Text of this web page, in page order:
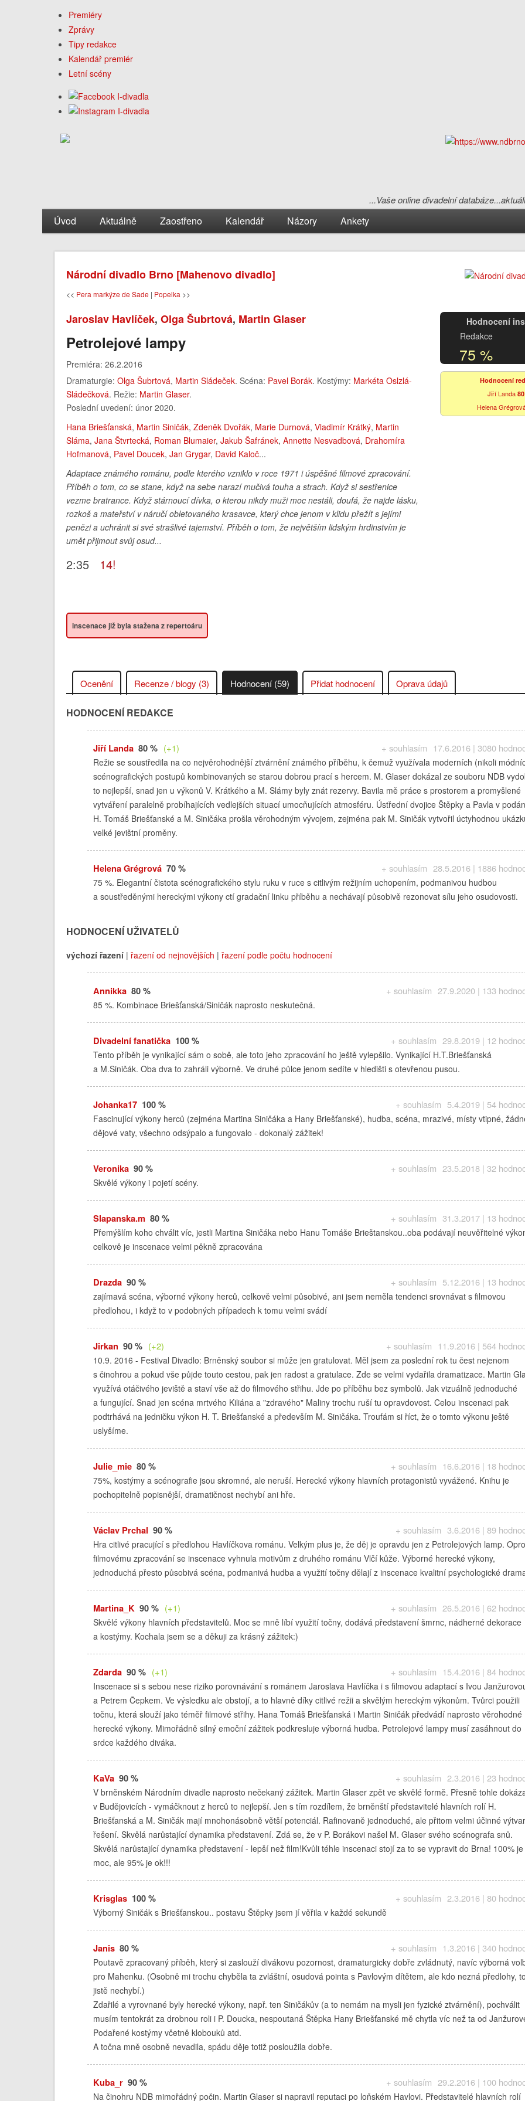
Premiéry
Zprávy
Tipy redakce
Kalendář premiér
Letní scény
...Vaše online divadelní
Úvod Aktuálně Zaostřeno Kalendář Názory Ankety
Národní divadlo Brno [Mahenovo divadlo]
<< Pera markýze de Sade | Popelka >>
Jaroslav Havlíček,Olga Šubrtová, Martin Glaser
Petrolejové lampy
Premiéra: 26.2.2016
Dramaturgie:Olga Šubrtová, Martin Sládeček. Scéna: Pavel Borák. Kostýmy: Markéta Oslzlá-
Sládečková. Režie: Martin Glaser.
Poslední uvedení: únor 2020.
Hana Briešťanská, Martin Siničák,Zdeněk Dvořák, Marie Durnová,Vladimír Krátký, Martin
Sláma,Jana Štvrtecká, Roman Blumaier,Jakub Šafránek,Annette Nesvadbová, Drahomíra
Hofmanová, Pavel Doucek,Jan Grygar, David Kaloč...
Adaptace známého románu, podle kterého vzniklo v roce 1971 i úspěšné filmové zpracování.
Příběh o tom, co se stane, když na sebe narazí mučivá touha a strach. Když si sestřenice
vezme bratrance. Když stárnoucí dívka, o kterou nikdy muži moc nestáli, doufá, že najde lásku,
rozkoš a mateřství v náručí obletovaného krasavce, který chce jenom v klidu přežít s jejími
penězi a uchránit si své strašlivé tajemství. Příběh o tom, že největším lidským hrdinstvím je
umět přijmout svůj osud...
2:35 14!
inscenace již byla stažena z repertoáru
Hodnocení
Redakce
75 %
Hodnocení
Jiří Landa
Helena
Ocenění Recenze / blogy (3) Hodnocení (59) Přidat hodnocení Oprava údajů
HODNOCENÍ REDAKCE
Jiří Landa80 % 17.6.2016 | 3080
+ souhlasím
(+1)
Režie se soustředila na co nejvěrohodnější ztvárnění známého příběhu, k čemuž využívala moderních (nikoli
scénografických postupů kombinovaných se starou dobrou prací s hercem. M. Glaser dokázal ze souboru NDB
to nejlepší, snad jen u výkonů V. Krátkého a M. Slámy byly znát rezervy. Bavila mě práce s prostorem a promyšlené
vytváření paralelně probíhajících vedlejších situací umocňujících atmosféru. Ústřední dvojice Štěpky a Pavla v
H. Tomáš Briešťanské a M. Siničáka prošla věrohodným vývojem, zejména pak M. Siničák vytvořil úctyhodnou
velké jevištní proměny.
Helena Grégrová70 % 28.5.2016 | 1886
+ souhlasím
75 %. Elegantní čistota scénografického stylu ruku v ruce s citlivým režijním uchopením, podmanivou hudbou
a soustředěnými hereckými výkony ctí gradační linku příběhu a nechávají působivě rezonovat sílu jeho osudovosti.
HODNOCENÍ UŽIVATELŮ
výchozí řazení |řazení od nejnovějších |řazení podle počtu hodnocení
Annikka80 % 27.9.2020 | 133
+ souhlasím
85 %. Kombinace Briešťanská/Siničák naprosto neskutečná.
Divadelní fanatička100 % 29.8.2019 | 12
+ souhlasím
Tento příběh je vynikající sám o sobě, ale toto jeho zpracování ho ještě vylepšilo. Vynikající H.T.Briešťanská
a M.Siničák. Oba dva to zahráli výborně. Ve druhé půlce jenom sedíte v hledišti s otevřenou pusou.
Johanka17100 % 5.4.2019 | 54
+ souhlasím
Fascinující výkony herců (zejména Martina Siničáka a Hany Briešťanské), hudba, scéna, mrazivé, místy vtipné,
dějové vaty, všechno odsýpalo a fungovalo - dokonalý zážitek!
Veronika90 % 23.5.2018 | 32
+ souhlasím
Skvělé výkony i pojetí scény.
Slapanska.m 80 % 31.3.2017 | 13
+ souhlasím
Přemýšlím koho chválit víc, jestli Martina Siničáka nebo Hanu Tomáše Brieštanskou..oba podávají neuvěřitelné
celkově je inscenace velmi pěkně zpracována
Drazda90 % 5.12.2016 | 13
+ souhlasím
zajímavá scéna, výborné výkony herců, celkově velmi působivé, ani jsem neměla tendenci srovnávat s filmovou
předlohou, i když to v podobných případech k tomu velmi svádí
Jirkan 90 % 11.9.2016 | 564
+ souhlasím
(+2)
10.9. 2016 - Festival Divadlo: Brněnský soubor si může jen gratulovat. Měl jsem za poslední rok tu čest nejenom
s činohrou a pokud vše půjde touto cestou, pak jen radost a gratulace. Zde se velmi vydařila dramatizace. Martin
využívá otáčivého jeviště a staví vše až do filmového střihu. Jde po příběhu bez symbolů. Jak vizuálně jednoduché
a fungující. Snad jen scéna mrtvého Kiliána a "zdravého" Maliny trochu ruší tu opravdovost. Celou inscenaci pak
podtrhává na jedničku výkon H. T. Briešťanské a především M. Siničáka. Troufám si říct, že o tomto výkonu ještě
uslyšíme.
Julie_mie80 % 16.6.2016 | 18
+ souhlasím
75%, kostýmy a scénografie jsou skromné, ale neruší. Herecké výkony hlavních protagonistů vyvážené. Knihu je
pochopitelně popisnější, dramatičnost nechybí ani hře.
Václav Prchal 90 % 3.6.2016 | 89
+ souhlasím
Hra citlivé pracující s předlohou Havlíčkova románu. Velkým plus je, že děj je opravdu jen z Petrolejových lamp.
filmovému zpracování se inscenace vyhnula motivům z druhého románu Vlčí kůže. Výborné herecké výkony,
jednoduchá přesto působivá scéna, podmanivá hudba a využití točny dělají z inscenace kvalitní psychologické
Martina_K90 % 26.5.2016 | 62
+ souhlasím
(+1)
Skvělé výkony hlavních představitelů. Moc se mně líbí využití točny, dodává představení šmrnc, nádherné dekorace
a kostýmy. Kochala jsem se a děkuji za krásný zážitek:)
Zdarda90 % 15.4.2016 | 84
+ souhlasím
(+1)
Inscenace si s sebou nese riziko porovnávání s románem Jaroslava Havlíčka i s filmovou adaptací s Ivou
a Petrem Čepkem. Ve výsledku ale obstojí, a to hlavně díky citlivé režii a skvělým hereckým výkonům. Tvůrci použili
točnu, která slouží jako téměř filmové střihy. Hana Tomáš Briešťanská i Martin Siničák předvádí naprosto věrohodné
herecké výkony. Mimořádně silný emoční zážitek podkresluje výborná hudba. Petrolejové lampy musí zasáhnout do
srdce každého diváka.
KaVa90 % 2.3.2016 | 23
+ souhlasím
V brněnském Národním divadle naprosto nečekaný zážitek. Martin Glaser zpět ve skvělé formě. Přesně tohle
v Budějovicích - vymáčknout z herců to nejlepší. Jen s tím rozdílem, že brněnští představitelé hlavních rolí H.
Briešťanská a M. Siničák mají mnohonásobně větší potenciál. Rafinovaně jednoduché, ale přitom velmi účinné
řešení. Skvělá narůstající dynamika představení. Zdá se, že v P. Borákovi našel M. Glaser svého scénografa snů.
Skvělá narůstající dynamika představení - lepší než film!Kvůli téhle inscenaci stojí za to se vypravit do Brna! 100% je
moc, ale 95% je ok!!!
Krisglas100 % 2.3.2016 | 80
+ souhlasím
Výborný Siničák s Briešťanskou.. postavu Štěpky jsem jí věřila v každé sekundě
Janis80 % 1.3.2016 | 340
+ souhlasím
Poutavě zpracovaný příběh, který si zaslouží divákovu pozornost, dramaturgicky dobře zvládnutý, navíc výborná
pro Mahenku. (Osobně mi trochu chyběla ta zvláštní, osudová pointa s Pavlovým dítětem, ale kdo nezná předlohy,
jistě nechybí.)
Zdařilé a vyrovnané byly herecké výkony, např. ten Siničákův (a to nemám na mysli jen fyzické ztvárnění), pochválit
musím tentokrát za drobnou roli i P. Doucka, nespoutaná Štěpka Hany Briešťanské mě chytla víc než ta od
Podařené kostýmy včetně klobouků atd.
A točna mně osobně nevadila, spádu děje totiž posloužila dobře.
Kuba_r90 % 29.2.2016 | 100
+ souhlasím
Na činohru NDB mimořádný počin. Martin Glaser si napravil reputaci po loňském Havlovi. Představitelé hlavních rolí